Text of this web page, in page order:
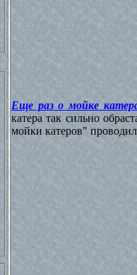
Еще раз о мойке
катера так сильно
мойки катеров"